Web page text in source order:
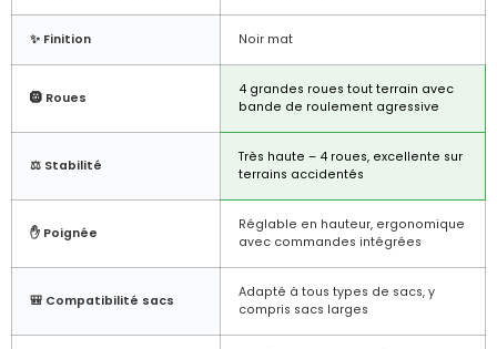
✨ Finition Noir mat
🛞 Roues
4 grandes roues tout terrain avec
bande de roulement agressive
⚖️ Stabilité
Très haute – 4 roues, excellente sur
terrains accidentés
✋ Poignée
Réglable en hauteur, ergonomique
avec commandes intégrées
🎒 Compatibilité sacs
Adapté à tous types de sacs, y
compris sacs larges